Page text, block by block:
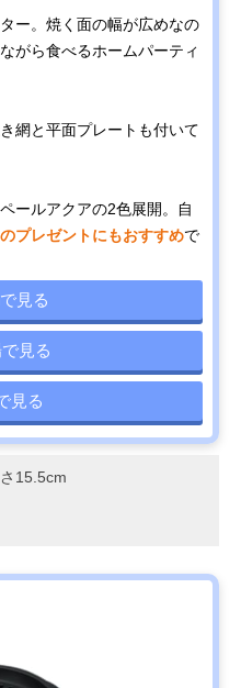
ー。焼く面の幅が広めなの
がら食べるホームパーティ
網と平面プレートも付いて
ールアクアの2色展開。自
プレゼントにもおすすめで
見る
見る
見る
15.5cm